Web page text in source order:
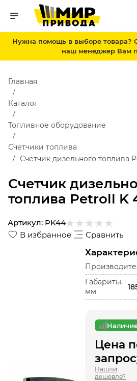
Нужна помощь в выборе товара?
наш менеджер Вам
Счетчик
топлива Petroll K
Главная
Каталог
Топливное оборудование
Счетчики топлива
Счетчик дизельного топлива
В избранное Сравнить
Артикул: PK44
Габариты,
мм
Цена
Нашли
дешевле?